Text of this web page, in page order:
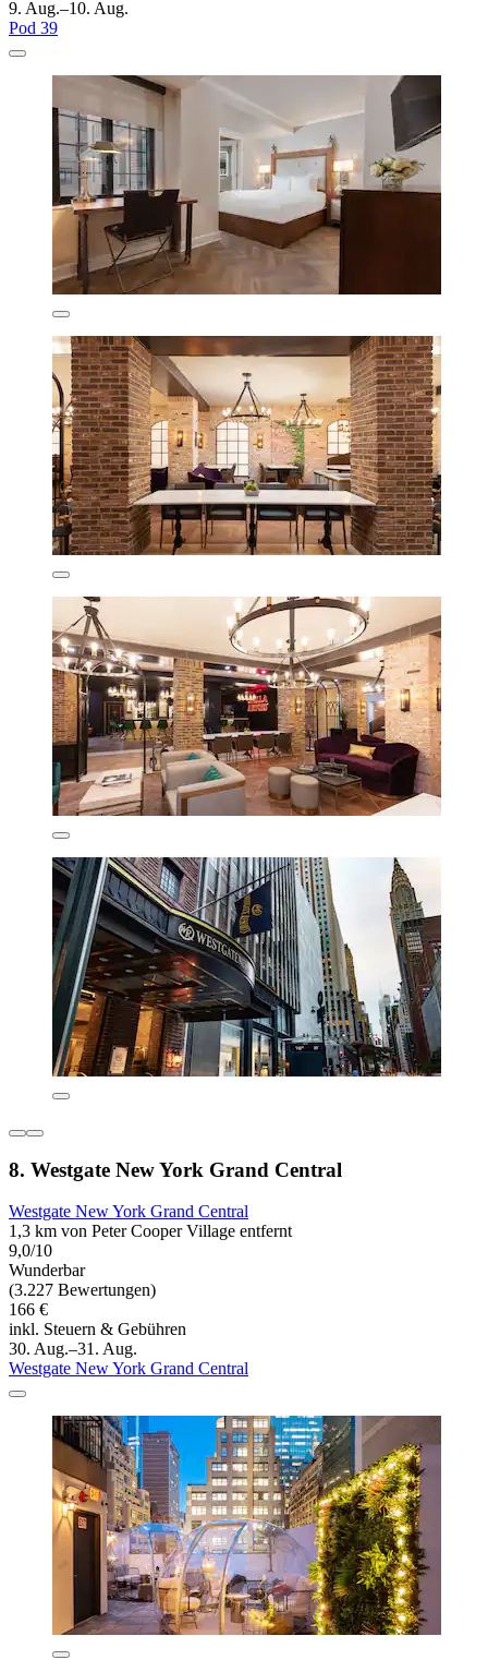
9. Aug.–10. Aug.
Pod 39
8. Westgate New York Grand Central
Westgate New York Grand Central
1,3 km von Peter Cooper Village entfernt
9,0/10
Wunderbar
(3.227 Bewertungen)
166 €
inkl. Steuern & Gebühren
30. Aug.–31. Aug.
Westgate New York Grand Central